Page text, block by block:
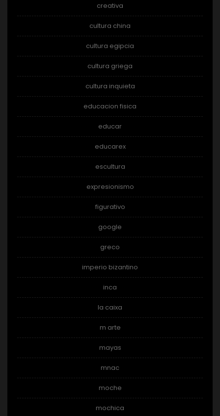
creativa
cultura china
cultura egipcia
cultura griega
cultura inquieta
educacion fisica
educar
educarex
escultura
expresionismo
figurativo
google
greco
imperio bizantino
inca
la caixa
m arte
mayas
mnac
moche
mochica